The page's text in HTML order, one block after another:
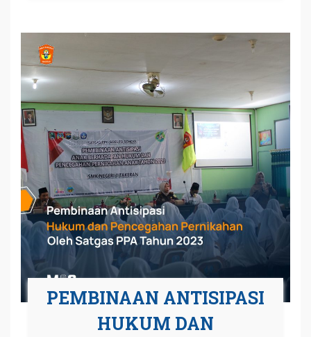
PEMBINAAN ANTISIPASI
HUKUM DAN